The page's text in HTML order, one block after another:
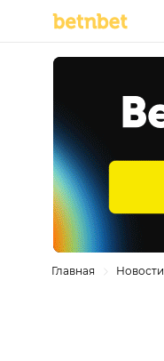
Главная Новости